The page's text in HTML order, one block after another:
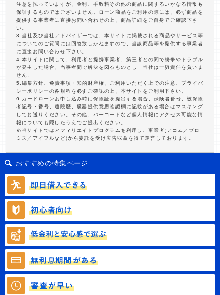
注意を払っていますが、金利、手数料その他の商品に関するいかなる情報も
保証するものではございません。ローン商品をご利用の際には、必ず商品を
提供する事業者に直接お問い合わせの上、商品詳細をご自身でご確認下さ
い。
3.当社及び当社アドバイザーでは、本サイトに掲載される商品やサービス等
についてのご質問には回答致しかねますので、当該商品等を提供する事業者
に直接お問い合わせ下さい。
4.本サイトに関して、利用者と提携事業者、第三者との間で紛争やトラブル
が発生した場合、当事者間で解決を図るものとし、当社は一切責任を負いま
せん。
5.編集方針、免責事項・知的財産権、ご利用いただく上での注意、プライバ
シーポリシーの各規程を必ずご確認の上、本サイトをご利用下さい。
6.カードローンお申し込み時に保険証を提出する場合、保険者番号、被保険
者記号・番号、通院歴、臓器提供意思確認欄に記載がある場合はマスキング
してお送りください。その他、バーコードなど個人情報にアクセス可能な情
報についても隠したうえでご提出ください。
※当サイトではアフィリエイトプログラムを利用し、事業者(アコム／プロ
ミス／アイフルなど)から委託を受け広告収益を得て運営しております。
おすすめの特集ページ